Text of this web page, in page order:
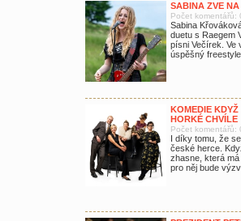
SABINA ZVE
Počet komentářů:
Sabina
duetu s Raegem
písni Večírek. Ve
úspěšný
KOMEDIE
HORKÉ CHVÍLE
Počet komentářů:
I díky tomu, že
české herce.
zhasne, která má
pro něj bude